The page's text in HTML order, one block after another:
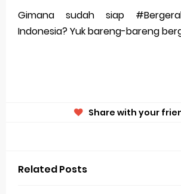
Gimana sudah siap
Indonesia? Yuk bareng-bareng
Share with your
Related Posts